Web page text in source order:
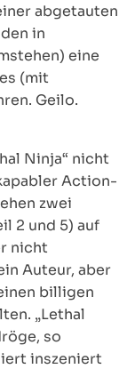
abgetauten
in
eine
(mit
Geilo.
Ninja“ nicht
Action-
zwei
2 und 5) auf
nicht
Auteur, aber
billigen
„Lethal
so
inszeniert